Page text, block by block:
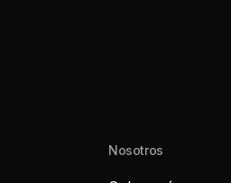
Nosotros